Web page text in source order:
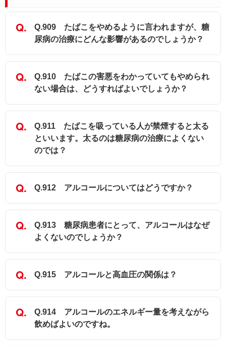
Q.909 たばこをやめるように言われますが、糖
尿病の治療にどんな影響があるのでしょうか？
Q.910 たばこの害悪をわかっていてもやめられ
ない場合は、どうすればよいでしょうか？
Q.911 たばこを吸っている人が禁煙すると太る
といいます。太るのは糖尿病の治療によくない
のでは？
Q.912 アルコールについてはどうですか？
Q.913 糖尿病患者にとって、アルコールはなぜ
よくないのでしょうか？
Q.915 アルコールと高血圧の関係は？
Q.914 アルコールのエネルギー量を考えながら
飲めばよいのですね。